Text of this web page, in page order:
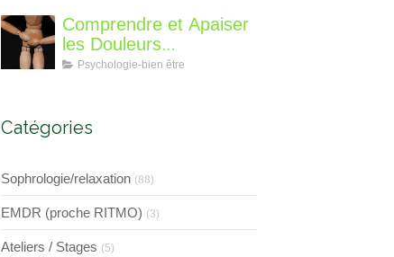
Comprendre et Apaiser
les Douleurs
Neuroplastiques : Une
l'EFT
Psychologie-bien être
Catégories
Sophrologie/relaxation (88)
EMDR (proche RITMO) (3)
Ateliers / Stages (5)